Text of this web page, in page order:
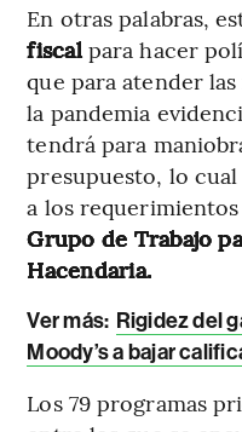
En otras palabras,
fiscalpara hacer
que para atender
la pandemia
tendrá para
presupuesto, lo
a los
Grupo de Trabajo
Hacendaria.
Ver más: Rigidez del
Moody’s a bajar
Los 79 programas